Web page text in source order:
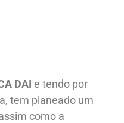
DAI e tendo por
tem planeado um
como a